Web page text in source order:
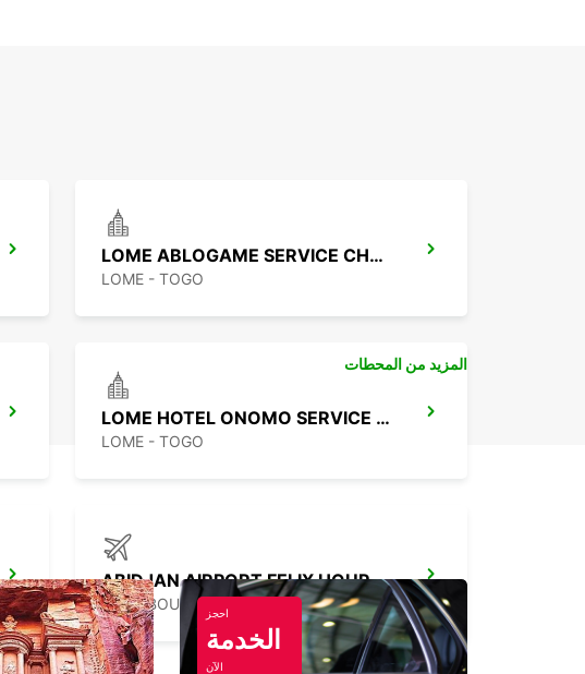
LOME ABLOGAME SERVICE CHAUFFEUR
LOME - TOGO
LOME HOTEL ONOMO SERVICE CHAUFFEUR
LOME - TOGO
ABIDJAN AIRPORT FELIX HOUPHOUET B
PORT BOUET ABIDJAN - IVORY COAST
المزيد من المحطات
احجز
الخدمة
الآن